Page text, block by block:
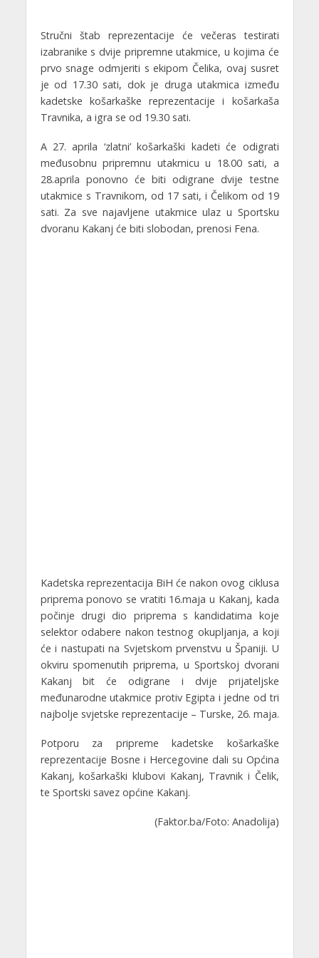
Stručni štab reprezentacije će večeras testirati
izabranike s dvije pripremne utakmice, u kojima će
prvo snage odmjeriti s ekipom Čelika, ovaj susret
je od 17.30 sati, dok je druga utakmica između
kadetske košarkaške reprezentacije i košarkaša
Travnika, a igra se od 19.30 sati.
A 27. aprila ‘zlatni’ košarkaški kadeti će odigrati
međusobnu pripremnu utakmicu u 18.00 sati, a
28.aprila ponovno će biti odigrane dvije testne
utakmice s Travnikom, od 17 sati, i Čelikom od 19
sati. Za sve najavljene utakmice ulaz u Sportsku
dvoranu Kakanj će biti slobodan, prenosi Fena.
Kadetska reprezentacija BiH će nakon ovog ciklusa
priprema ponovo se vratiti 16.maja u Kakanj, kada
počinje drugi dio priprema s kandidatima koje
selektor odabere nakon testnog okupljanja, a koji
će i nastupati na Svjetskom prvenstvu u Španiji. U
okviru spomenutih priprema, u Sportskoj dvorani
Kakanj bit će odigrane i dvije prijateljske
međunarodne utakmice protiv Egipta i jedne od tri
najbolje svjetske reprezentacije – Turske, 26. maja.
Potporu za pripreme kadetske košarkaške
reprezentacije Bosne i Hercegovine dali su Općina
Kakanj, košarkaški klubovi Kakanj, Travnik i Čelik,
te Sportski savez općine Kakanj.
(Faktor.ba/Foto: Anadolija)